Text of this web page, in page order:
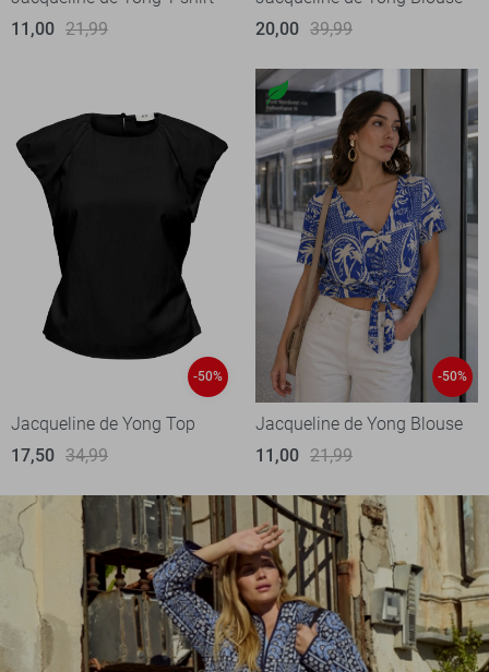
11,00 21,99
20,00 39,99
-50%
Jacqueline de Yong Top
17,50 34,99
-50%
Jacqueline de Yong Blouse
11,00 21,99